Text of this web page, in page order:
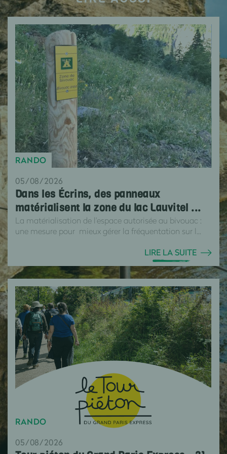
RANDO
05/08/2026
Dans les Écrins, des panneaux
matérialisent la zone du lac Lauvitel ...
La matérialisation de l'espace autorisée au bivouac :
une mesure pour mieux gérer la fréquentation sur l...
LIRE LA SUITE
RANDO
05/08/2026